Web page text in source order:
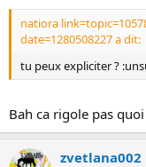
natiora
date=1280508227 a dit:
tu peux expliciter ?
Bah ca rigole pas quoi
zvetlana002